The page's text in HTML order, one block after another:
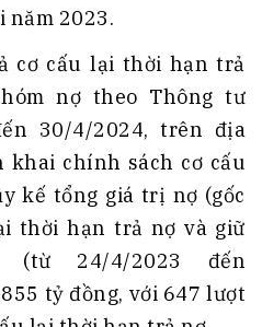
năm 2023.
cơ cấu lại thời hạn trả
nợ theo Thông tư
30/4/2024, trên địa
khai chính sách cơ cấu
kế tổng giá trị nợ (gốc
thời hạn trả nợ và giữ
(từ 24/4/2023 đến
tỷ đồng, với 647 lượt